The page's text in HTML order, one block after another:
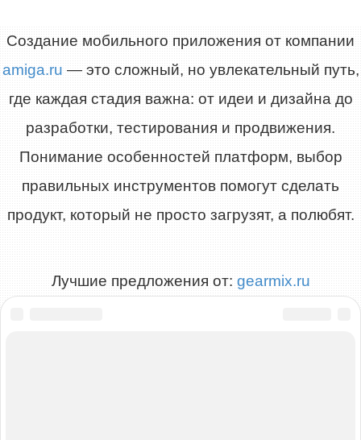
Создание мобильного приложения от компании
amiga.ru — это сложный, но увлекательный путь,
где каждая стадия важна: от идеи и дизайна до
разработки, тестирования и продвижения.
Понимание особенностей платформ, выбор
правильных инструментов помогут сделать
продукт, который не просто загрузят, а полюбят.
Лучшие предложения от: gearmix.ru